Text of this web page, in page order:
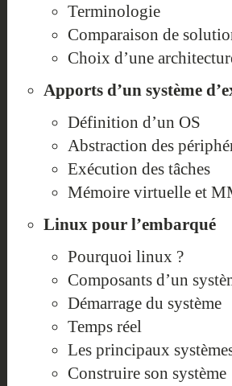
Terminologie
Comparaison de
Choix d’une
Apports d’un système
Définition d’un OS
Abstraction des
Exécution des tâches
Mémoire virtuelle et
Linux pour l’embarqué
Pourquoi linux ?
Composants d’un
Démarrage du système
Temps réel
Les principaux
Construire son système